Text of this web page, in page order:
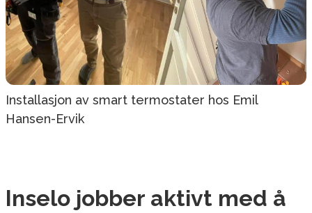
Installasjon av smart termostater hos Emil
Hansen-Ervik
Inselo jobber aktivt med å